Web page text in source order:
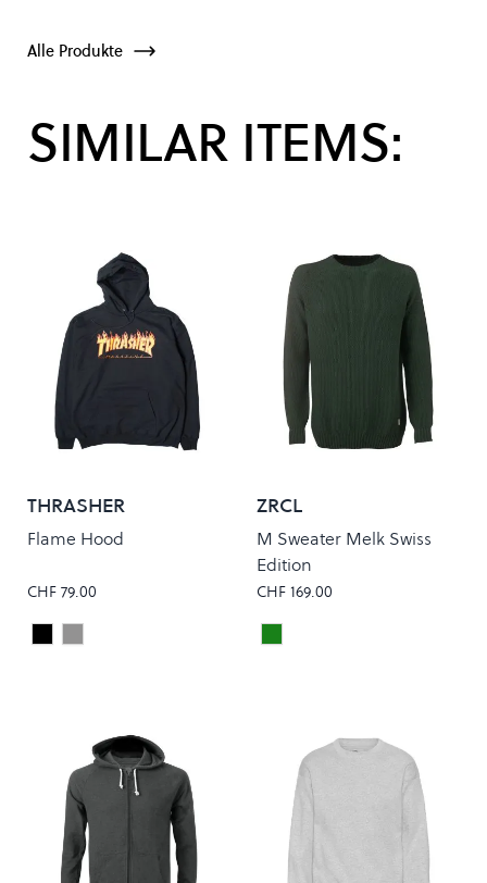
Alle Produkte
SIMILAR ITEMS:
THRASHER
Flame Hood
CHF 79.00
Colour
BlackGrey
ZRCL
M Sweater Melk Swiss
Edition
CHF 169.00
Colour
Dark Green